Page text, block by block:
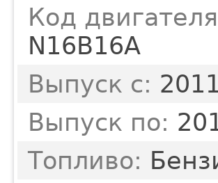
Код
N16B16A
Выпуск с:
Выпуск по:
Топливо: